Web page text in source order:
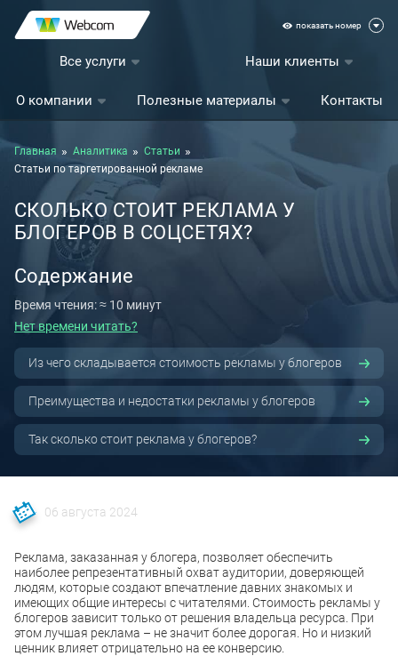
показать номер
Все услуги Наши клиенты
О компании Полезные материалы Контакты
Главная Аналитика
Статьи
Статьи по таргетированной рекламе
СКОЛЬКО СТОИТ РЕКЛАМА У
БЛОГЕРОВ В СОЦСЕТЯХ?
Содержание
Время чтения: ≈ 10 минут
Нет времени читать?
Из чего складывается стоимость рекламы у блогеров
Преимущества и недостатки рекламы у блогеров
Так сколько стоит реклама у блогеров?
06 августа 2024
Реклама, заказанная у блогера, позволяет обеспечить
наиболее репрезентативный охват аудитории, доверяющей
людям, которые создают впечатление давних знакомых и
имеющих общие интересы с читателями. Стоимость рекламы у
блогеров зависит только от решения владельца ресурса. При
этом лучшая реклама – не значит более дорогая. Но и низкий
ценник влияет отрицательно на ее конверсию.